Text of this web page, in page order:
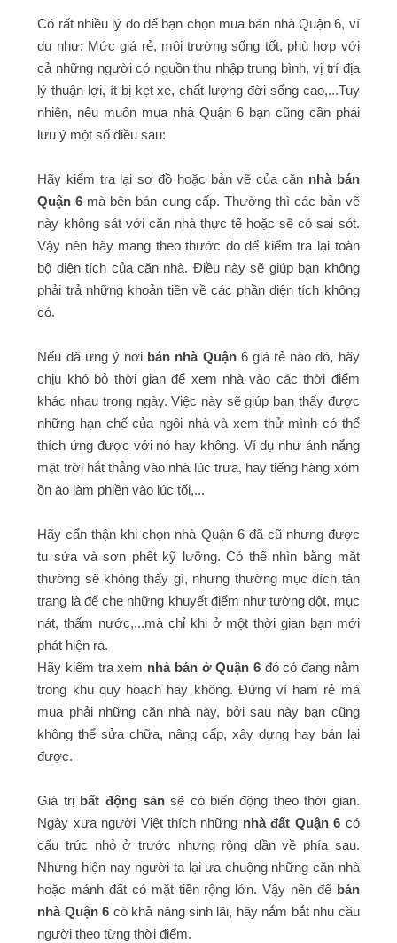
Có rất nhiều lý do để bạn chọn mua bán nhà Quận 6, ví
dụ như: Mức giá rẻ, môi trường sống tốt, phù hợp với
cả những người có nguồn thu nhập trung bình, vị trí địa
lý thuận lợi, ít bị kẹt xe, chất lượng đời sống cao,...Tuy
nhiên, nếu muốn mua nhà Quận 6 bạn cũng cần phải
lưu ý một số điều sau:
Hãy kiểm tra lại sơ đồ hoặc bản vẽ của căn nhà bán
Quận 6 mà bên bán cung cấp. Thường thì các bản vẽ
này không sát với căn nhà thực tế hoặc sẽ có sai sót.
Vậy nên hãy mang theo thước đo để kiểm tra lại toàn
bộ diện tích của căn nhà. Điều này sẽ giúp bạn không
phải trả những khoản tiền về các phần diện tích không
có.
Nếu đã ưng ý nơi bán nhà Quận6 giá rẻ nào đó, hãy
chịu khó bỏ thời gian để xem nhà vào các thời điểm
khác nhau trong ngày. Việc này sẽ giúp bạn thấy được
những hạn chế của ngôi nhà và xem thử mình có thể
thích ứng được với nó hay không. Ví dụ như ánh nắng
mặt trời hắt thẳng vào nhà lúc trưa, hay tiếng hàng xóm
ồn ào làm phiền vào lúc tối,...
Hãy cẩn thận khi chọn nhà Quận 6 đã cũ nhưng được
tu sửa và sơn phết kỹ lưỡng. Có thể nhìn bằng mắt
thường sẽ không thấy gì, nhưng thường mục đích tân
trang là để che những khuyết điểm như tường dột, mục
nát, thấm nước,...mà chỉ khi ở một thời gian bạn mới
phát hiện ra.
Hãy kiểm tra xem nhà bán ở Quận 6đó có đang nằm
trong khu quy hoạch hay không. Đừng vì ham rẻ mà
mua phải những căn nhà này, bởi sau này bạn cũng
không thể sửa chữa, nâng cấp, xây dựng hay bán lại
được.
Giá trị bất động sảnsẽ có biến động theo thời gian.
Ngày xưa người Việt thích những nhà đất Quận 6 có
cấu trúc nhỏ ở trước nhưng rộng dần về phía sau.
Nhưng hiện nay người ta lại ưa chuộng những căn nhà
hoặc mảnh đất có mặt tiền rộng lớn. Vậy nên để bán
nhà Quận 6 có khả năng sinh lãi, hãy nắm bắt nhu cầu
người theo từng thời điểm.